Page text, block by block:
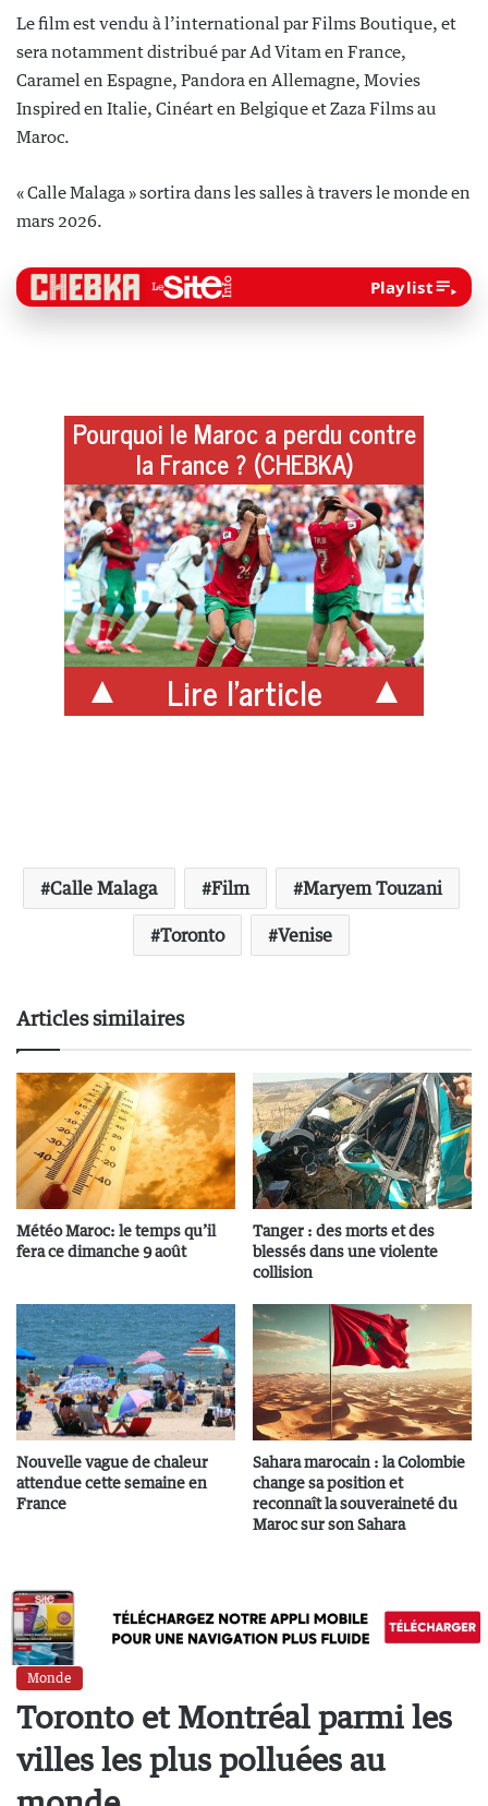
Le film est vendu à l’international par Films Boutique, et
sera notamment distribué par Ad Vitam en France,
Caramel en Espagne, Pandora en Allemagne, Movies
Inspired en Italie, Cinéart en Belgique et Zaza Films au
Maroc.
« Calle Malaga » sortira dans les salles à travers le monde en
mars 2026.
Playlist
Pourquoi le Maroc a perdu contre
la France ? (CHEBKA)
Lire l'article
Calle Malaga Film Maryem Touzani
Toronto Venise
Articles similaires
Météo Maroc: le temps qu’il
fera ce dimanche 9 août
Tanger : des morts et des
blessés dans une violente
collision
Nouvelle vague de chaleur
attendue cette semaine en
France
Sahara marocain : la Colombie
change sa position et
reconnaît la souveraineté du
Maroc sur son Sahara